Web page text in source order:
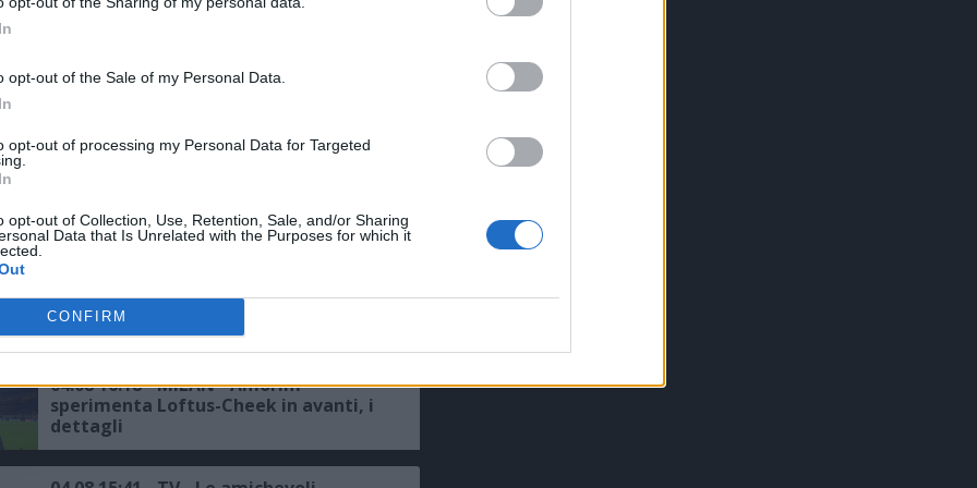
opt-out of the Sale of my Personal Data.
opt-out of processing my Personal Data for Targeted
opt-out of Collection, Use, Retention, Sale, and/or Sharing
Data that Is Unrelated with the Purposes for which it
CONFIRM
della stagione
05.08 00:18 - MILAN - Modric: "Voglio
supera 4-2 in rimonta il Milan Futuro
04.08 16:18 - MILAN - Amorim
sperimenta Loftus-Cheek in avanti, i
dettagli